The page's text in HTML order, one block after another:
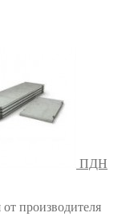
ПДН
производителя